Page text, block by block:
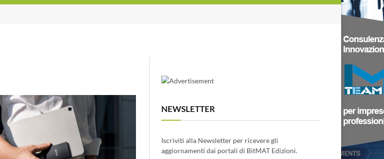
NEWSLETTER
Iscriviti alla Newsletter per ricevere gli
aggiornamenti dai portali di BitMAT Edizioni.